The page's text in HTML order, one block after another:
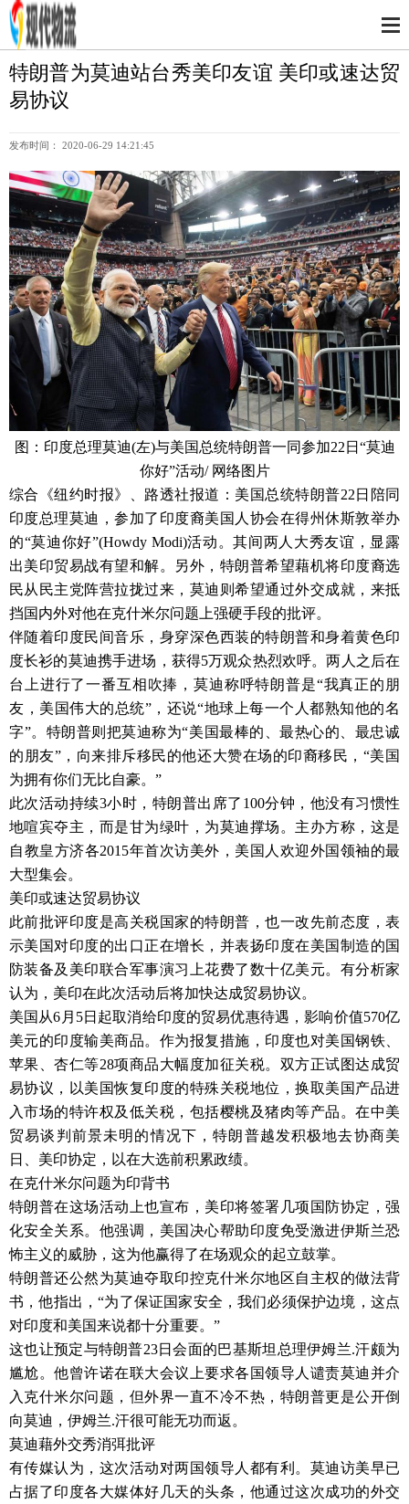
特朗普为莫迪站台秀美印友谊 美印或速达贸
易协议
发布时间： 2020-06-29 14:21:45
图：印度总理莫迪(左)与美国总统特朗普一同参加22日“莫迪
你好”活动/ 网络图片
综合《纽约时报》、路透社报道：美国总统特朗普22日陪同
印度总理莫迪，参加了印度裔美国人协会在得州休斯敦举办
的“莫迪你好”(Howdy Modi)活动。其间两人大秀友谊，显露
出美印贸易战有望和解。另外，特朗普希望藉机将印度裔选
民从民主党阵营拉拢过来，莫迪则希望通过外交成就，来抵
挡国内外对他在克什米尔问题上强硬手段的批评。
伴随着印度民间音乐，身穿深色西装的特朗普和身着黄色印
度长衫的莫迪携手进场，获得5万观众热烈欢呼。两人之后在
台上进行了一番互相吹捧，莫迪称呼特朗普是“我真正的朋
友，美国伟大的总统”，还说“地球上每一个人都熟知他的名
字”。特朗普则把莫迪称为“美国最棒的、最热心的、最忠诚
的朋友”，向来排斥移民的他还大赞在场的印裔移民，“美国
为拥有你们无比自豪。”
此次活动持续3小时，特朗普出席了100分钟，他没有习惯性
地喧宾夺主，而是甘为绿叶，为莫迪撑场。主办方称，这是
自教皇方济各2015年首次访美外，美国人欢迎外国领袖的最
大型集会。
美印或速达贸易协议
此前批评印度是高关税国家的特朗普，也一改先前态度，表
示美国对印度的出口正在增长，并表扬印度在美国制造的国
防装备及美印联合军事演习上花费了数十亿美元。有分析家
认为，美印在此次活动后将加快达成贸易协议。
美国从6月5日起取消给印度的贸易优惠待遇，影响价值570亿
美元的印度输美商品。作为报复措施，印度也对美国钢铁、
苹果、杏仁等28项商品大幅度加征关税。双方正试图达成贸
易协议，以美国恢复印度的特殊关税地位，换取美国产品进
入市场的特许权及低关税，包括樱桃及猪肉等产品。在中美
贸易谈判前景未明的情况下，特朗普越发积极地去协商美
日、美印协定，以在大选前积累政绩。
在克什米尔问题为印背书
特朗普在这场活动上也宣布，美印将签署几项国防协定，强
化安全关系。他强调，美国决心帮助印度免受激进伊斯兰恐
怖主义的威胁，这为他赢得了在场观众的起立鼓掌。
特朗普还公然为莫迪夺取印控克什米尔地区自主权的做法背
书，他指出，“为了保证国家安全，我们必须保护边境，这点
对印度和美国来说都十分重要。”
这也让预定与特朗普23日会面的巴基斯坦总理伊姆兰.汗颇为
尴尬。他曾许诺在联大会议上要求各国领导人谴责莫迪并介
入克什米尔问题，但外界一直不冷不热，特朗普更是公开倒
向莫迪，伊姆兰.汗很可能无功而返。
莫迪藉外交秀消弭批评
有传媒认为，这次活动对两国领导人都有利。莫迪访美早已
占据了印度各大媒体好几天的头条，他通过这次成功的外交